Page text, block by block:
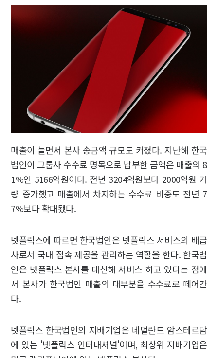
매출이 늘면서 본사 송금액 규모도 커졌다. 지난해 한국
법인이 그룹사 수수료 명목으로 납부한 금액은 매출의 8
1%인 5166억원이다. 전년 3204억원보다 2000억원 가
량 증가했고 매출에서 차지하는 수수료 비중도 전년 7
7%보다 확대됐다.
넷플릭스에 따르면 한국법인은 넷플릭스 서비스의 배급
사로서 국내 접속 제공을 관리하는 역할을 한다. 한국법
인은 넷플릭스 본사를 대신해 서비스 하고 있다는 점에
서 본사가 한국법인 매출의 대부분을 수수료로 떼어간
다.
넷플릭스 한국법인의 지배기업은 네덜란드 암스테르담
에 있는 '넷플릭스 인터내셔널'이며, 최상위 지배기업은